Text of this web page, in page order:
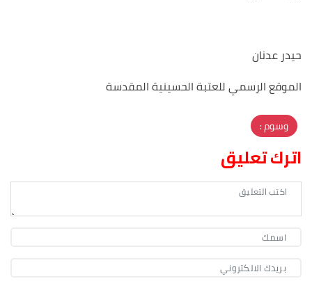
حيدر عدنان
الموقع الرسمي للعتبة الحسينية المقدسة
وسوم :
اترك تعليق